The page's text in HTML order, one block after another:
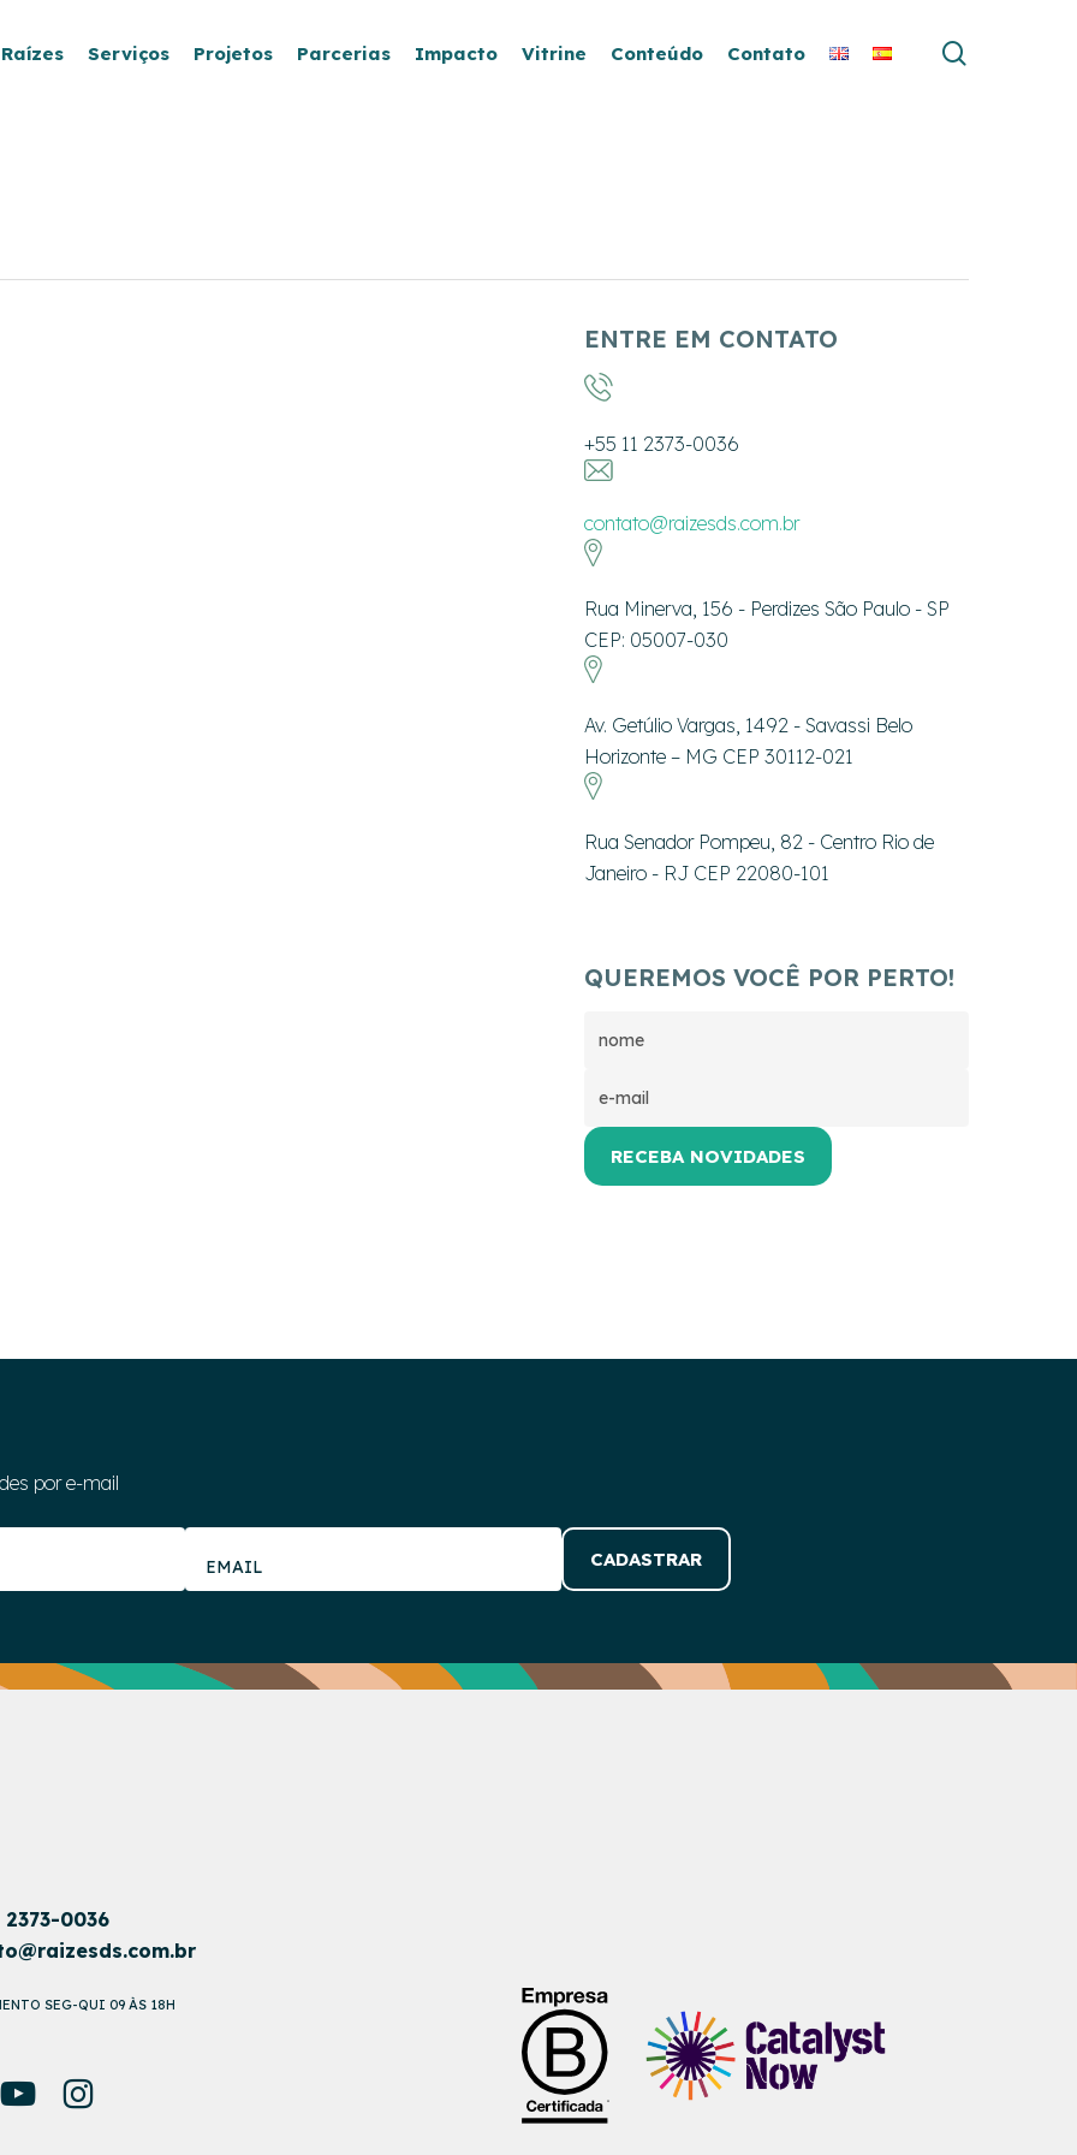
Serviços Projetos Parcerias Impacto Vitrine Conteúdo Contato
ENTRE EM CONTATO
+55 11 2373-0036
contato@raizesds.com.br
Rua Minerva, 156 - Perdizes São Paulo - SP
CEP: 05007-030
Av. Getúlio Vargas, 1492 - Savassi Belo
Horizonte – MG CEP 30112-021
Rua Senador Pompeu, 82 - Centro Rio de
Janeiro - RJ CEP 22080-101
QUEREMOS VOCÊ POR PERTO!
por e-mail
2373-0036
SEG-QUI 09 ÀS 18H